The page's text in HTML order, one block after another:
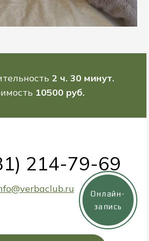
2 ч. 30 минут.
10500 руб.
214-79-69
Онлайн-
запись